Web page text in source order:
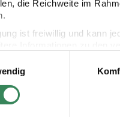
die Reichweite im
ist freiwillig und kann
Datenschutz Vertrag